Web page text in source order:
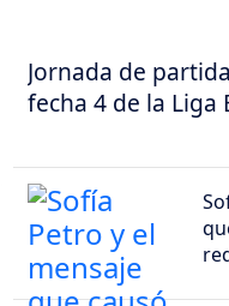
Jornada de
fecha 4 de la Liga